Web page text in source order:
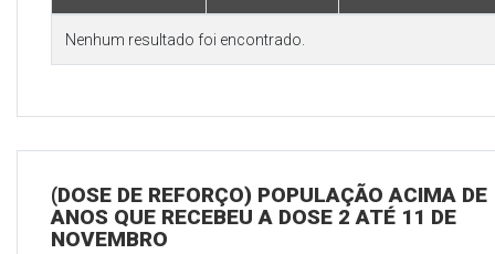
Nenhum resultado foi encontrado.
(DOSE DE REFORÇO) POPULAÇÃO ACIMA DE
ANOS QUE RECEBEU A DOSE 2 ATÉ 11 DE
NOVEMBRO